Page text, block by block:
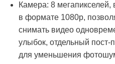
Камера: 8 мегапикселей,
в формате 1080p,
снимать видео
улыбок, отдельный
для уменьшения